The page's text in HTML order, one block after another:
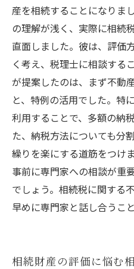
産を相続することになりま
の理解が浅く、実際に相続
直面しました。彼は、評価
く考え、税理士に相談する
が提案したのは、まず不動
と、特例の活用でした。特
利用することで、多額の納
た、納税方法についても分
繰りを楽にする道筋をつけ
事前に専門家への相談が重
でしょう。相続税に関する
早めに専門家と話し合うこ
相続財産の評価に悩む